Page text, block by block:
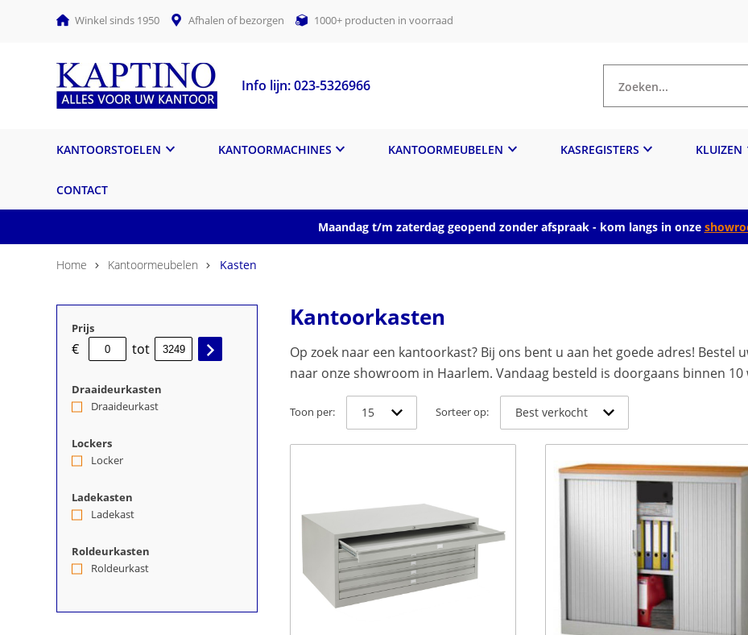
Winkel sinds 1950 Afhalen of bezorgen 1000+ producten in voorraad
Info lijn: 023-5326966 Zoeken...
KANTOORSTOELEN KANTOORMACHINES KANTOORMEUBELEN KASREGISTERS KLUIZEN
CONTACT
Maandag t/m zaterdag geopend zonder afspraak - kom langs in onze
Home Kantoormeubelen Kasten
Prijs
€ tot
Draaideurkasten
Draaideurkast
Lockers
Locker
Ladekasten
Ladekast
Roldeurkasten
Roldeurkast
Kantoorkasten
Op zoek naar een kantoorkast? Bij ons bent u aan het goede adres! Bestel
naar onze showroom in Haarlem. Vandaag besteld is doorgaans binnen 10
Toon per: Sorteer op: